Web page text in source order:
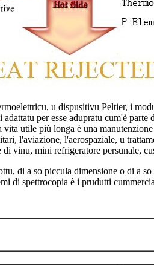
u dispusitivu Peltier, i
adattatu per esse adupratu cum'è
vita utile più longa è una
l'aviazione, l'aerospaziale, u
vinu, mini refrigeratore persunale,
di a so piccula dimensione o di a
di spettrocopia è i prudutti